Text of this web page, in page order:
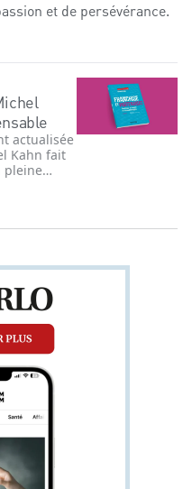
et de persévérance.
actualisée
Kahn fait
pleine
:
et